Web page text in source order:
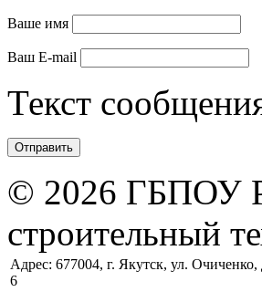
Ваше имя
Ваш E-mail
Текст
© 2026 ГБПОУ
строительный
Адрес: 677004, г. Якутск, ул. Очиченко,
6